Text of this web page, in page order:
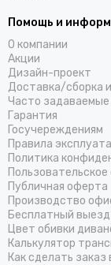
Помощь и
О компании
Акции
Дизайн-проект
Доставка/cборка
Часто задаваемые
Гарантия
Госучереждениям
Правила
Политика
Публичная оферта
Производство
Бесплатный
Цвет обивки
Калькулятор
Как сделать